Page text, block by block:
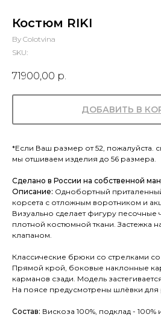
Костюм RIKI
By Colotvina
SKU:
71900,00 р.
ДОБАВИТЬ В
*Если Ваш размер от 52, пожалуйста.
мы отшиваем изделия до 56 размера.
Сделано в России на собственной
Описание: Однобортный
корсета с отложным воротником и
Визуально сделает фигуру песочные
плотной костюмной ткани. Застежка
клапаном.
Классические брюки со стрелками
Прямой крой, боковые наклонные
карманов сзади. Модель
На поясе предусмотрены шлёвки для
Состав: Вискоза 100%, подклад - 100%